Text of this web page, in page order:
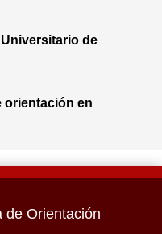
de
orientación en
de Orientación